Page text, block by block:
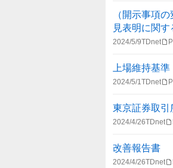
（開示事項
見表明に関
2024/5/9TDnet
上場維持基
2024/5/1 TDnet
東京証券取引
2024/4/26TDnet
改善報告書
2024/4/26TDnet